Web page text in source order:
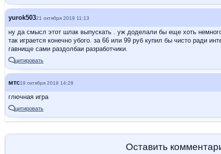
цитировать
yurok50321 октября 2019 11:13
ну да смысл этот шлак выпускать . уж доделали бы еще хоть
так играется конечно убого. за 66 или 99 руб купил бы чисто ради
гавнище сами раздолбаи разработчики.
цитировать
мтс19 октября 2019 14:28
глючная игра
Оставить